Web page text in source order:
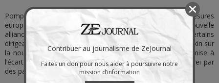
Pompeo a noté des «succès» dans le renforcement des mesures
européennes contre la Chine. Ceux-ci comprenaient une nouvelle
alliance interparlementaire sur la Chine où figurent certains
dirigeants européens ; les dénonciations britanniques de Pékin sur
la nouvelle loi de sécurité nationale à Hong Kong ; et la mise à
l’écart de la société de télécommunications chinoise Huawei par
des pays européens comme la République tchèque.
Contribuer au journalisme de ZeJournal
Faites un don pour nous aider à poursuivre notre
mission d’information